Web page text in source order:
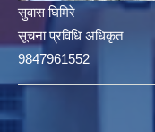
सुवास घिमिरे
सूचना प्रविधि अधिकृत
9847961552